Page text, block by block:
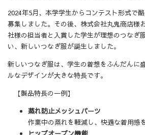
2024年5月、本学学生からコンテスト形式で
募集しました。その後、株式会社丸鬼商店様
社様の担当者と入賞した学生が理想のつなぎ
い、新しいつなぎ服が誕生しました。
新しいつなぎ服は、学生の着想をふんだんに
ルなデザインが大きな特長です。
【製品特長の一例】
蒸れ防止メッシュパーツ
作業中の蒸れを軽減し、快適な着用感